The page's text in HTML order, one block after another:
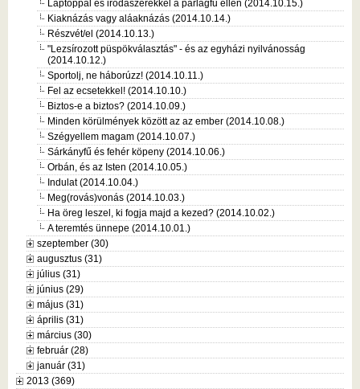
Laptoppal és irodaszerekkel a parlagfű ellen (2014.10.15.)
Kiaknázás vagy aláaknázás (2014.10.14.)
Részvét/el (2014.10.13.)
"Lezsírozott püspökválasztás" - és az egyházi nyilvánosság
(2014.10.12.)
Sportolj, ne háborúzz! (2014.10.11.)
Fel az ecsetekkel! (2014.10.10.)
Biztos-e a biztos? (2014.10.09.)
Minden körülmények között az az ember (2014.10.08.)
Szégyellem magam (2014.10.07.)
Sárkányfű és fehér köpeny (2014.10.06.)
Orbán, és az Isten (2014.10.05.)
Indulat (2014.10.04.)
Meg(rovás)vonás (2014.10.03.)
Ha öreg leszel, ki fogja majd a kezed? (2014.10.02.)
A teremtés ünnepe (2014.10.01.)
szeptember (30)
augusztus (31)
július (31)
június (29)
május (31)
április (31)
március (30)
február (28)
január (31)
2013 (369)